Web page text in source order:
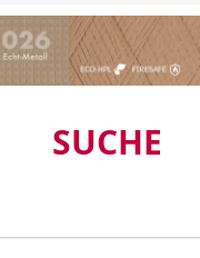
SUCHE